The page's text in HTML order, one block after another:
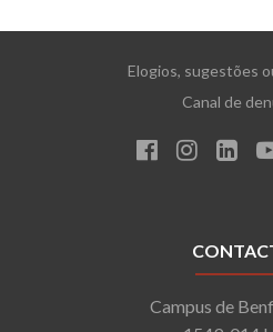
Elogios, sugestões
Canal de
Campus de